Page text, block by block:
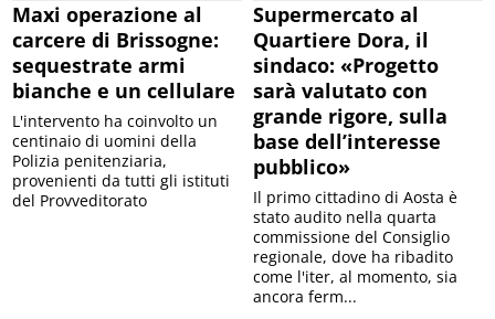
Maxi operazione al
carcere di Brissogne:
sequestrate armi
bianche e un cellulare
L'intervento ha coinvolto un
centinaio di uomini della
Polizia penitenziaria,
provenienti da tutti gli istituti
del Provveditorato
Supermercato al
Quartiere Dora, il
sindaco: «Progetto
sarà valutato con
grande rigore, sulla
base dell’interesse
pubblico»
Il primo cittadino di Aosta è
stato audito nella quarta
commissione del Consiglio
regionale, dove ha ribadito
come l'iter, al momento, sia
ancora ferm...